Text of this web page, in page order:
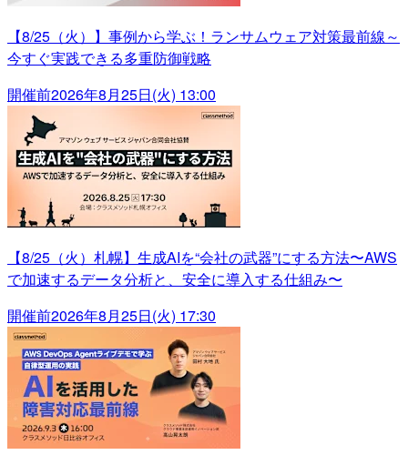
【8/25（火）】事例から学ぶ！ランサムウェア対策最前線～
今すぐ実践できる多重防御戦略
開催前2026年8月25日(火) 13:00
【8/25（火）札幌】生成AIを“会社の武器”にする方法〜AWS
で加速するデータ分析と、安全に導入する仕組み〜
開催前2026年8月25日(火) 17:30